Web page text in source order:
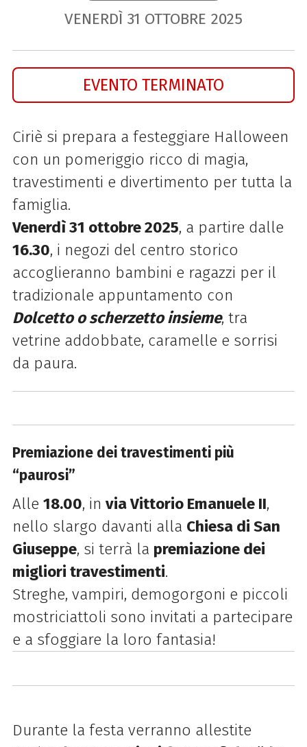
VENERDÌ 31 OTTOBRE 2025
EVENTO TERMINATO
Ciriè si prepara a festeggiare Halloween
con un pomeriggio ricco di magia,
travestimenti e divertimento per tutta la
famiglia.
Venerdì 31 ottobre 2025, a partire dalle
16.30, i negozi del centro storico
accoglieranno bambini e ragazzi per il
tradizionale appuntamento con
Dolcetto o scherzetto insieme, tra
vetrine addobbate, caramelle e sorrisi
da paura.
Premiazione dei travestimenti più
“paurosi”
Alle 18.00, in via Vittorio Emanuele II,
nello slargo davanti alla Chiesa di San
Giuseppe, si terrà la premiazione dei
migliori travestimenti.
Streghe, vampiri, demogorgoni e piccoli
mostriciattoli sono invitati a partecipare
e a sfoggiare la loro fantasia!
Durante la festa verranno allestite